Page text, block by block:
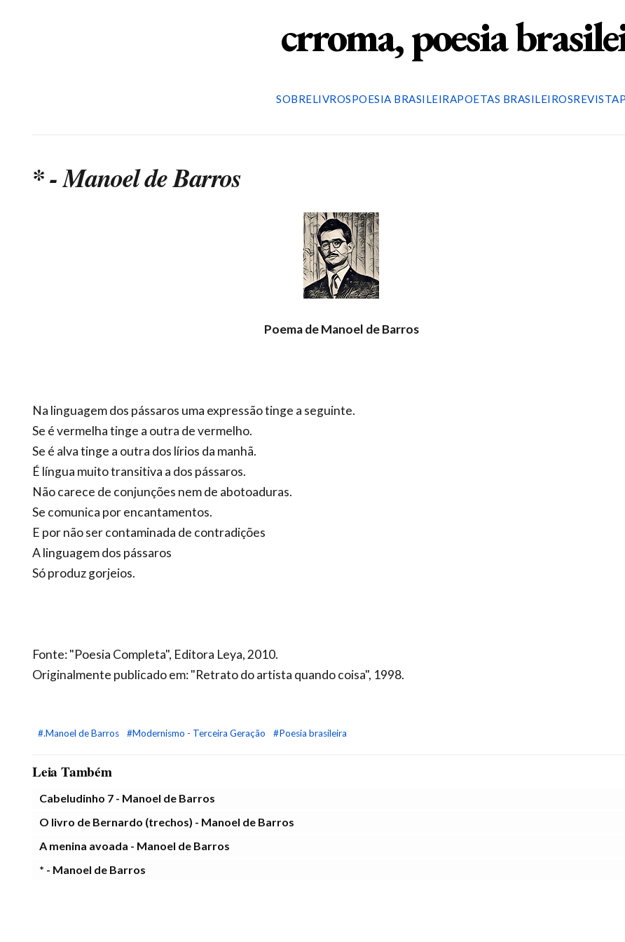
crroma, poesia
SOBRELIVROSPOESIA BRASILEIRAPOETAS BRASILEIROSREVISTA
* - Manoel de Barros
Poema de Manoel de Barros
Na linguagem dos pássaros uma expressão tinge a seguinte.
Se é vermelha tinge a outra de vermelho.
Se é alva tinge a outra dos lírios da manhã.
É língua muito transitiva a dos pássaros.
Não carece de conjunções nem de abotoaduras.
Se comunica por encantamentos.
E por não ser contaminada de contradições
A linguagem dos pássaros
Só produz gorjeios.
Fonte: "Poesia Completa", Editora Leya, 2010.
Originalmente publicado em: "Retrato do artista quando coisa", 1998.
#.Manoel de Barros #Modernismo - Terceira Geração #Poesia brasileira
Leia Também
Cabeludinho 7 - Manoel de Barros
O livro de Bernardo (trechos) - Manoel de Barros
A menina avoada - Manoel de Barros
* - Manoel de Barros